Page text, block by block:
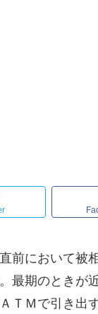
前において被
最期のときが
ＴＭで引き出